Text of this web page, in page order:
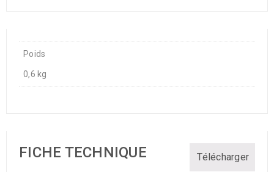
Poids
0,6 kg
FICHE TECHNIQUE Télécharger